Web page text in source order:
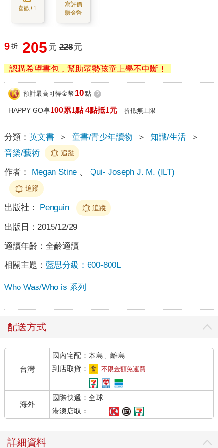
喜歡+1
寫評價
賺金幣
9 折 205 元 228 元
認購希望書包，幫助弱勢孩童上學不中斷！
預計最高可得金幣 10點 ?
HAPPY GO享100累1點 4點抵1元 折抵無上限
分類： 英文書 ＞ 童書/青少年讀物 ＞ 知識/生活
＞
音樂/藝術
追蹤
作者： Megan Stine、 Qui- Joseph J. M. (ILT)
追蹤
出版社： Penguin 追蹤
出版日： 2015/12/29
適讀年齡： 全齡適讀
相關主題： 藍思分級：600-800L
Who Was/Who is 系列
配送方式
台灣
國內宅配：本島、離島
到店取貨：
不限金額免運費
海外
國際快遞：全球
港澳店取：
詳細資料